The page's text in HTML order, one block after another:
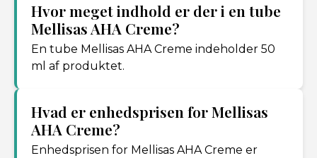
Hvor meget indhold er der i en tube
Mellisas AHA Creme?
En tube Mellisas AHA Creme indeholder 50
ml af produktet.
Hvad er enhedsprisen for Mellisas
AHA Creme?
Enhedsprisen for Mellisas AHA Creme er